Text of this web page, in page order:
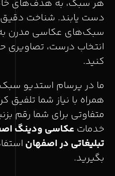
هر سبک، به هدف‌های
دست یابند. شناخت دقیق
سبک‌های عکاسی مدرن
انتخاب درست، تصاویری
کنید.
ما در پرسام استدیو
همراه با نیاز شما تلفیق
متفاوتی برای شما رقم
خدمات عکاسی ودینگ
تبلیغاتی در اصفهان
بگیرید.